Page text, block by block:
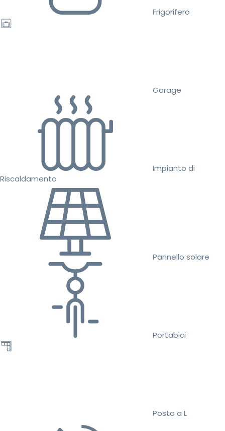
Frigorifero
Garage
Impianto di
Riscaldamento
Pannello solare
Portabici
Posto a L